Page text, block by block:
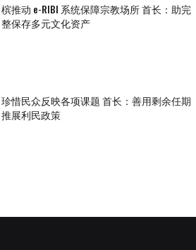
槟推动 e-RIBI 系统保障宗教场所 首长：助完
整保存多元文化资产
珍惜民众反映各项课题 首长：善用剩余任期
推展利民政策